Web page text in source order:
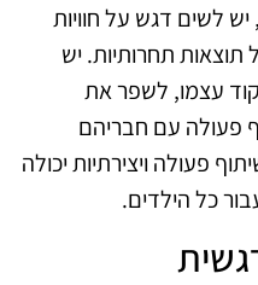
לשים דגש על חוויות
תוצאות תחרותיות. יש
עצמו, לשפר את
פעולה עם חבריהם
פעולה ויצירתיות יכולה
כל הילדים.